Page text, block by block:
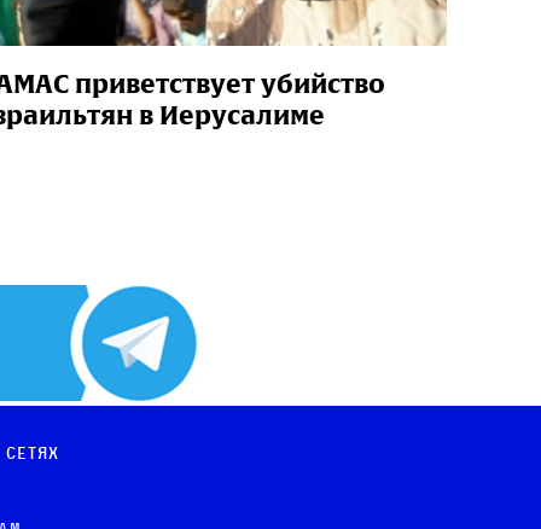
приветствует убийство
в Иерусалиме